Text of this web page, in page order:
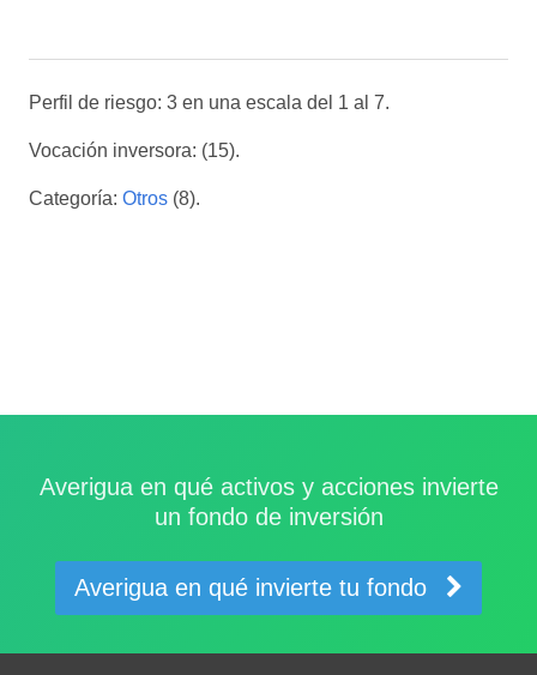
Perfil de riesgo: 3 en una escala del 1 al 7.
Vocación inversora: (15).
Categoría: Otros (8).
Averigua en qué activos y acciones invierte
un fondo de inversión
Averigua en qué invierte tu fondo